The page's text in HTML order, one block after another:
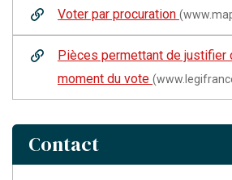
Voter par procuration
Pièces permettant de justifier
moment du vote
Contact